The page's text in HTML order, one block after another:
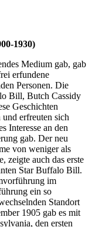
1930)
Medium gab, gab
erfundene
Personen. Die
Bill, Butch Cassidy
Geschichten
erfreuten sich
Interesse an den
gab. Der neu
von weniger als
zeigte auch das erste
Star Buffalo Bill.
im
ein so
Standort
1905 gab es mit
den ersten